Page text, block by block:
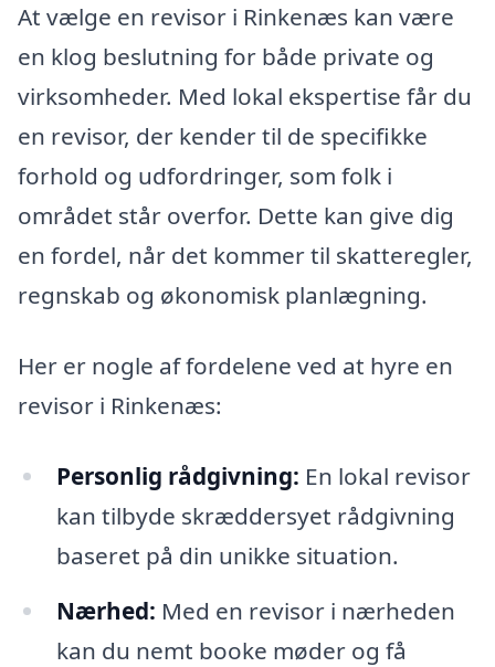
At vælge en revisor i Rinkenæs kan være
en klog beslutning for både private og
virksomheder. Med lokal ekspertise får du
en revisor, der kender til de specifikke
forhold og udfordringer, som folk i
området står overfor. Dette kan give dig
en fordel, når det kommer til skatteregler,
regnskab og økonomisk planlægning.
Her er nogle af fordelene ved at hyre en
revisor i Rinkenæs:
Personlig rådgivning: En lokal revisor
kan tilbyde skræddersyet rådgivning
baseret på din unikke situation.
Nærhed: Med en revisor i nærheden
kan du nemt booke møder og få